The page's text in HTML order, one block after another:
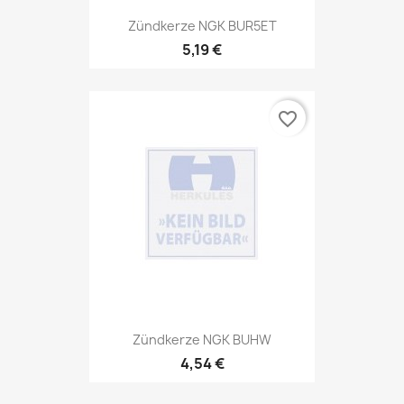
Zündkerze NGK BUR5ET
5,19 €
Zündkerze NGK BUHW
4,54 €
favorite_border